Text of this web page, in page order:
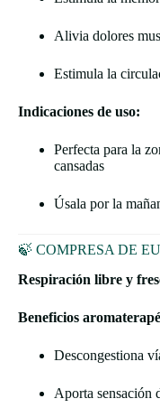
Alivia dolores
Estimula la
Indicaciones de uso:
Perfecta para la
cansadas
Úsala por la
🍃 COMPRESA DE
Respiración libre y
Beneficios
Descongestiona
Aporta sensación